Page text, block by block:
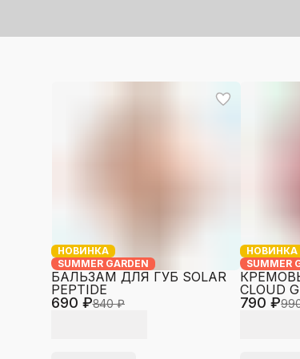
НОВИНКА
SUMMER GARDEN
690 ₽840 ₽
БАЛЬЗАМ ДЛЯ ГУБ SOLAR
PEPTIDE
НОВИНКА
SUMMER
790 ₽
CLOUD